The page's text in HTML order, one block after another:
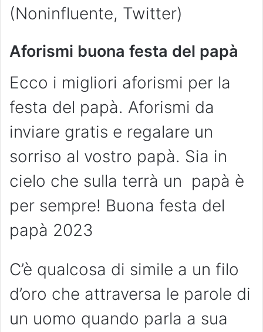
(Noninfluente, Twitter)
Aforismi buona festa del papà
Ecco i migliori aforismi per la
festa del papà. Aforismi da
inviare gratis e regalare un
sorriso al vostro papà. Sia in
cielo che sulla terrà un papà è
per sempre! Buona festa del
papà 2023
C’è qualcosa di simile a un filo
d’oro che attraversa le parole di
un uomo quando parla a sua